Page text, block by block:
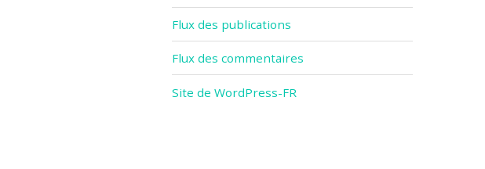
Flux des publications
Flux des commentaires
Site de WordPress-FR